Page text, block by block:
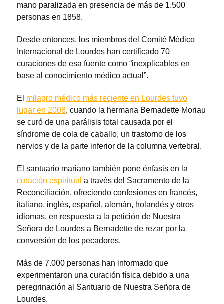
mano paralizada en presencia de más de 1.500
personas en 1858.
Desde entonces, los miembros del Comité Médico
Internacional de Lourdes han certificado 70
curaciones de esa fuente como “inexplicables en
base al conocimiento médico actual”.
El milagro médico más reciente en Lourdes tuvo
lugar en 2008, cuando la hermana Bernadette Moriau
se curó de una parálisis total causada por el
síndrome de cola de caballo, un trastorno de los
nervios y de la parte inferior de la columna vertebral.
El santuario mariano también pone énfasis en la
curación espiritual a través del Sacramento de la
Reconciliación, ofreciendo confesiones en francés,
italiano, inglés, español, alemán, holandés y otros
idiomas, en respuesta a la petición de Nuestra
Señora de Lourdes a Bernadette de rezar por la
conversión de los pecadores.
Más de 7.000 personas han informado que
experimentaron una curación física debido a una
peregrinación al Santuario de Nuestra Señora de
Lourdes.